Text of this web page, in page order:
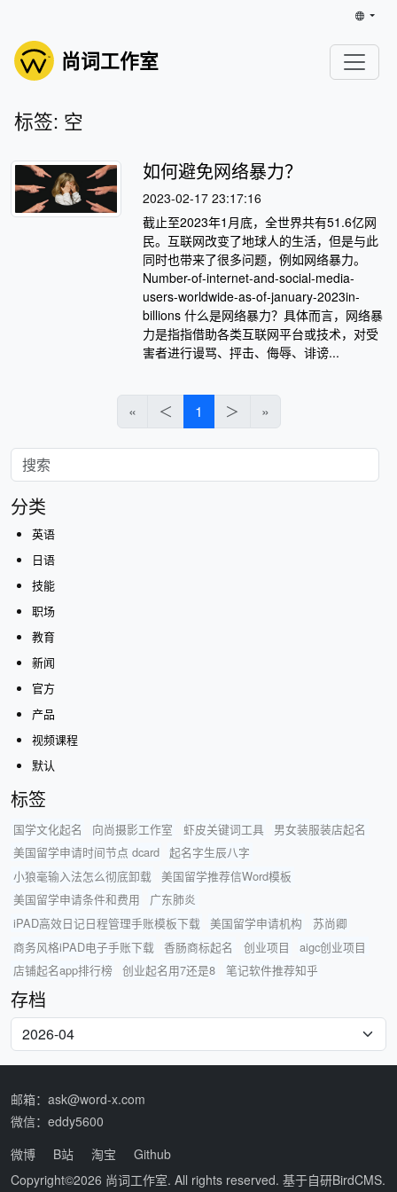
尚词工作室
标签: 空
如何避免网络暴力？
2023-02-17 23:17:16
截止至2023年1月底，全世界共有51.6亿网
民。互联网改变了地球人的生活，但是与此
同时也带来了很多问题，例如网络暴力。
Number-of-internet-and-social-media-
users-worldwide-as-of-january-2023in-
billions 什么是网络暴力？具体而言，网络暴
力是指指借助各类互联网平台或技术，对受
害者进行谩骂、抨击、侮辱、诽谤...
« ＜ 1 ＞ »
分类
英语
日语
技能
职场
教育
新闻
官方
产品
视频课程
默认
标签
国学文化起名 向尚摄影工作室 虾皮关键词工具
男女装服装店起名
美国留学申请时间节点 dcard
起名字生辰八字
小狼毫输入法怎么彻底卸载
美国留学推荐信Word模板
美国留学申请条件和费用
广东肺炎
iPAD高效日记日程管理手账模板下载
美国留学申请机构
苏尚卿
商务风格iPAD电子手账下载
香肠商标起名 创业项目
aigc创业项目
店铺起名app排行榜
创业起名用7还是8 笔记软件推荐知乎
存档
邮箱：ask@word-x.com
微信：eddy5600
微博
B站 淘宝
Github
Copyright©2026 尚词工作室. All rights reserved. 基于自研BirdCMS.